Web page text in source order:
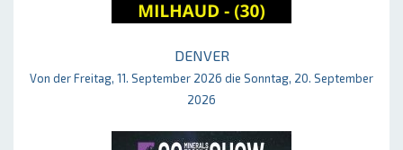
DENVER
Von der Freitag, 11. September 2026 die Sonntag, 20. September
2026